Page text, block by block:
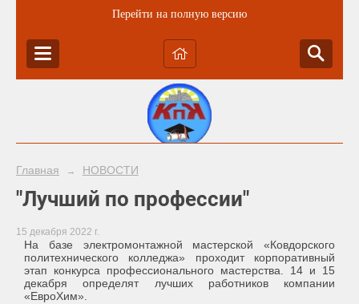
Перейти на полную версию
Главная → НОВОСТИ
"Лучший по профессии"
15 декабря 2022 г.
На базе электромонтажной мастерской «Ковдорского
политехнического колледжа» проходит корпоративный
этап конкурса профессионального мастерства. 14 и 15
декабря определят лучших работников компании
«ЕвроХим».